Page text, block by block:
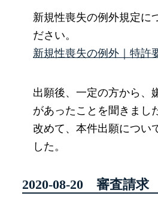
新規性喪失の例外規定に
ださい。
新規性喪失の例外｜特許
出願後、一定の方から、
があったことを聞きまし
改めて、本件出願につい
した。
2020-08-20 審査請求